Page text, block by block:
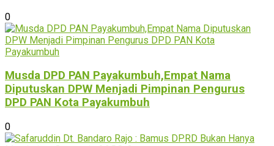
0
Musda DPD PAN Payakumbuh,Empat Nama
Diputuskan DPW Menjadi Pimpinan Pengurus
DPD PAN Kota Payakumbuh
0